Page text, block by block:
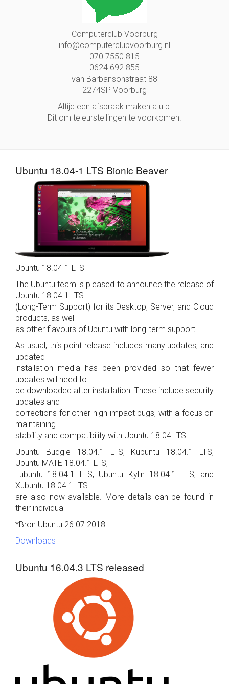
Computerclub Voorburg
info@computerclubvoorburg.nl
070 7550 815
0624 692 855
van Barbansonstraat 88
2274SP Voorburg
Altijd een afspraak maken a.u.b.
Dit om teleurstellingen te voorkomen.
Ubuntu 18.04-1 LTS Bionic Beaver
Ubuntu 18.04-1 LTS
The Ubuntu team is pleased to announce the release of
Ubuntu 18.04.1 LTS
(Long-Term Support) for its Desktop, Server, and Cloud
products, as well
as other flavours of Ubuntu with long-term support.
As usual, this point release includes many updates, and
updated
installation media has been provided so that fewer
updates will need to
be downloaded after installation. These include security
updates and
corrections for other high-impact bugs, with a focus on
maintaining
stability and compatibility with Ubuntu 18.04 LTS.
Ubuntu Budgie 18.04.1 LTS, Kubuntu 18.04.1 LTS,
Ubuntu MATE 18.04.1 LTS,
Lubuntu 18.04.1 LTS, Ubuntu Kylin 18.04.1 LTS, and
Xubuntu 18.04.1 LTS
are also now available. More details can be found in
their individual
*Bron Ubuntu 26 07 2018
Downloads
Ubuntu 16.04.3 LTS released